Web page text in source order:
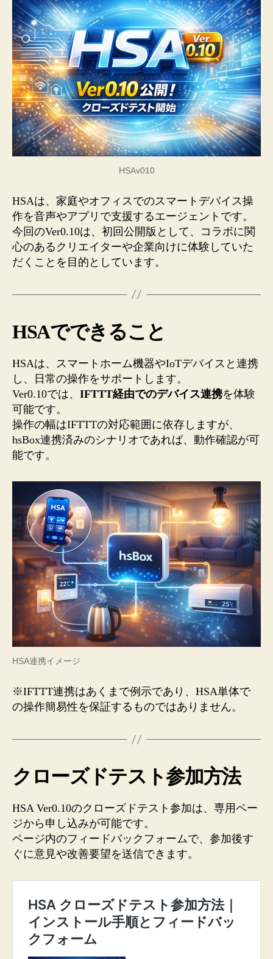
HSAv010
HSAは、家庭やオフィスでのスマートデバイス操
作を音声やアプリで支援するエージェントです。
今回のVer0.10は、初回公開版として、コラボに関
心のあるクリエイターや企業向けに体験していた
だくことを目的としています。
HSAでできること
HSAは、スマートホーム機器やIoTデバイスと連携
し、日常の操作をサポートします。
Ver0.10では、 IFTTT経由でのデバイス連携を体験
可能です。
操作の幅はIFTTTの対応範囲に依存しますが、
hsBox連携済みのシナリオであれば、動作確認が可
能です。
HSA連携イメージ
※IFTTT連携はあくまで例示であり、HSA単体で
の操作簡易性を保証するものではありません。
クローズドテスト参加方法
HSA Ver0.10のクローズドテスト参加は、専用ペー
ジから申し込みが可能です。
ページ内のフィードバックフォームで、参加後す
ぐに意見や改善要望を送信できます。